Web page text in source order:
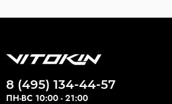
8 (495) 134-44-57
ПН-ВС 10:00 - 21:00